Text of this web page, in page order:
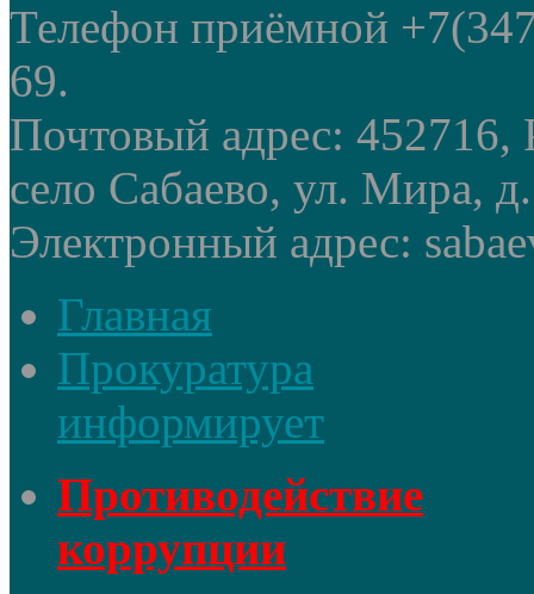
Телефон приёмной
69.
Почтовый адрес: 452716,
село Сабаево, ул. Мира,
Электронный адрес:
Главная
Прокуратура
информирует
Противодействие
коррупции